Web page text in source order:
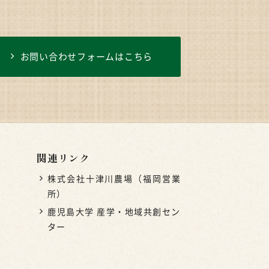
お問い合わせフォームはこちら
関連リンク
株式会社十津川農場（福岡営業
所）
鹿児島大学 産学・地域共創セン
ター